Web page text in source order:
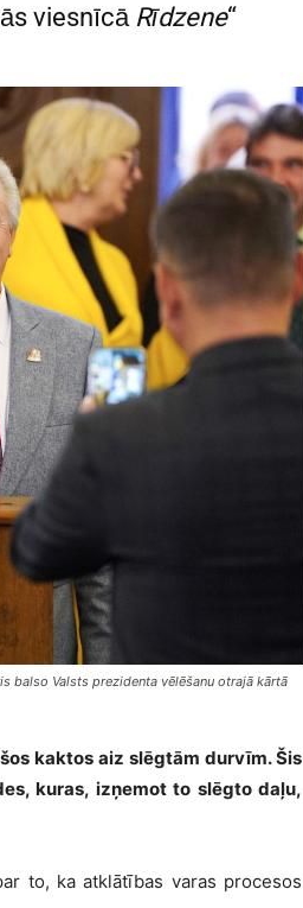
viesnīcā Rīdzene“
balso Valsts prezidenta vēlēšanu otrajā kārtā
kaktos aiz slēgtām durvīm. Šis
kuras, izņemot to slēgto daļu,
to, ka atklātības varas procesos